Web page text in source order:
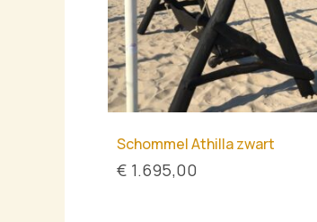
Schommel Athilla zwart
€ 1.695,00